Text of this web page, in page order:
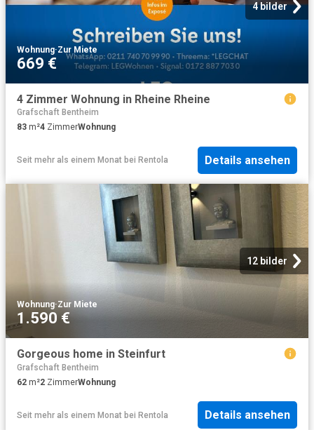
4 bilder
Wohnung·Zur Miete
669 €
4 Zimmer Wohnung in Rheine Rheine
Grafschaft Bentheim
83 m²4 ZimmerWohnung
Seit mehr als einem Monat bei Rentola Details ansehen
12 bilder
Wohnung·Zur Miete
1.590 €
Gorgeous home in Steinfurt
Grafschaft Bentheim
62 m²2 ZimmerWohnung
Seit mehr als einem Monat bei Rentola Details ansehen